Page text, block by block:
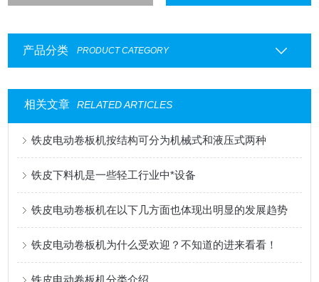
产品分类 PRODUCT CATEGORY
相关文章 RELATED ARTICLES
铁皮电动卷板机按结构可分为机械式和液压式两种
铁皮下料机是一些轻工行业中*设备
铁皮电动卷板机在以下几方面也体现出明显的发展趋势
铁皮电动卷板机为什么受欢迎？不知道的进来看看！
铁皮电动卷板机分类介绍